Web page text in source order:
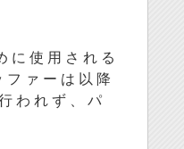
に 使 用 さ れ る
フ ァ ー は 以 降
わ れ ず 、 パ